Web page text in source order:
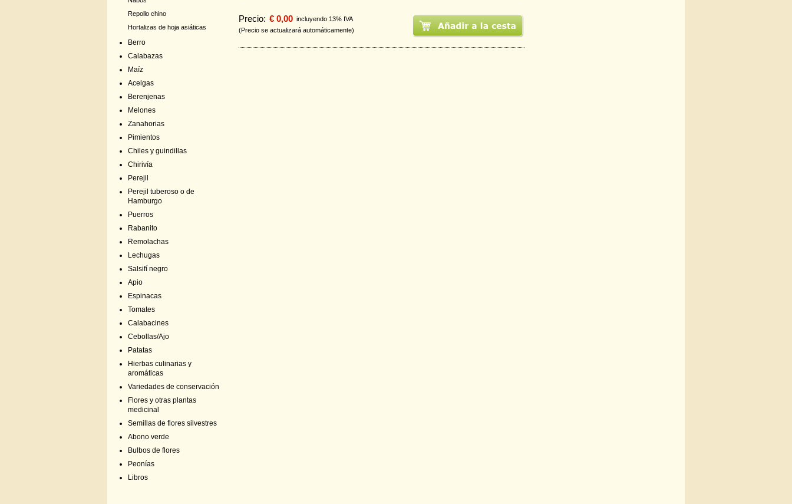
Repollo chino
Hortalizas de hoja asiáticas
Berro
Calabazas
Maíz
Acelgas
Berenjenas
Melones
Zanahorias
Pimientos
Chiles y guindillas
Chirivía
Perejil
Perejil tuberoso o de
Hamburgo
Puerros
Rabanito
Remolachas
Lechugas
Salsifí negro
Apio
Espinacas
Tomates
Calabacines
Cebollas/Ajo
Patatas
Hierbas culinarias y
aromáticas
Variedades de conservación
Flores y otras plantas
medicinal
Semillas de flores silvestres
Abono verde
Bulbos de flores
Peonías
Libros
Precio: € 0,00 incluyendo 13% IVA
(Precio se actualizará automáticamente)